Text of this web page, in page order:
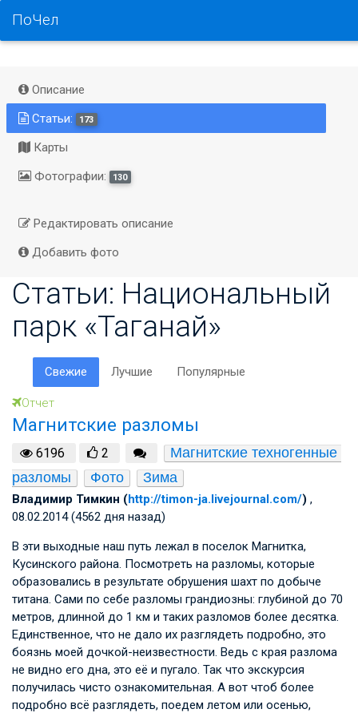
ПоЧел
Описание
Статьи:
173
Карты
Фотографии:
130
Редактировать описание
Добавить фото
Статьи: Национальный
парк «Таганай»
Свежие Лучшие Популярные
Отчет
Магнитские разломы
6196 2
Магнитские техногенные
разломы
Фото Зима
Владимир Тимкин (http://timon-ja.livejournal.com/) ,
08.02.2014 (4562 дня назад)
В эти выходные наш путь лежал в поселок Магнитка,
Кусинского района. Посмотреть на разломы, которые
образовались в результате обрушения шахт по добыче
титана. Сами по себе разломы грандиозны: глубиной до 70
метров, длинной до 1 км и таких разломов более десятка.
Единственное, что не дало их разглядеть подробно, это
боязнь моей дочкой-неизвестности. Ведь с края разлома
не видно его дна, это её и пугало. Так что экскурсия
получилась чисто ознакомительная. А вот чтоб более
подробно всё разглядеть, поедем летом или осенью,